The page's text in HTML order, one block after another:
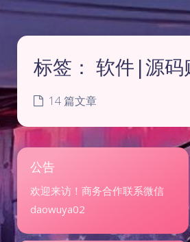
标签： 软件|源码
14 篇文章
公告
欢迎来访！商务合作联系微信
daowuya02